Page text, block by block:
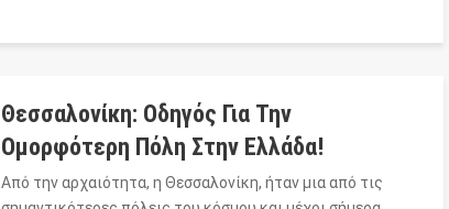
Θεσσαλονίκη: Οδηγός Για Την
Ομορφότερη Πόλη Στην Ελλάδα!
Από την αρχαιότητα, η Θεσσαλονίκη, ήταν μια από τις